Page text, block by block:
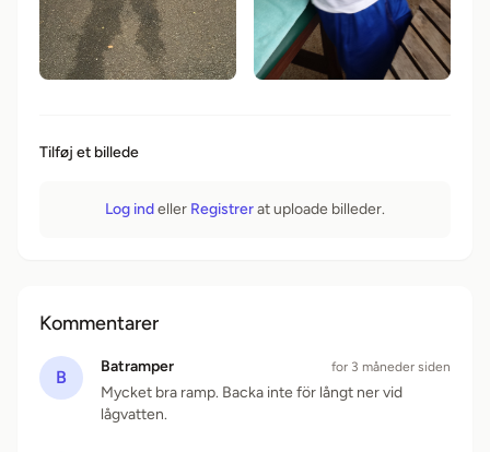
Tilføj et billede
Log indeller Registrerat uploade billeder.
Kommentarer
B
Batramper for 3 måneder siden
Mycket bra ramp. Backa inte för långt ner vid
lågvatten.